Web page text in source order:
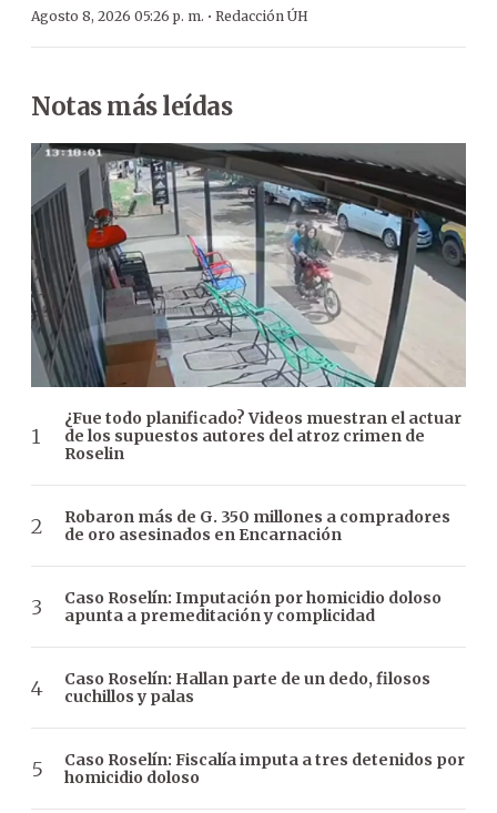
Agosto 8, 2026 05:26 p. m. · Redacción ÚH
Notas más leídas
¿Fue todo planificado? Videos muestran el actuar
de los supuestos autores del atroz crimen de
Roselin
Robaron más de G. 350 millones a compradores
de oro asesinados en Encarnación
Caso Roselín: Imputación por homicidio doloso
apunta a premeditación y complicidad
Caso Roselín: Hallan parte de un dedo, filosos
cuchillos y palas
Caso Roselín: Fiscalía imputa a tres detenidos por
homicidio doloso